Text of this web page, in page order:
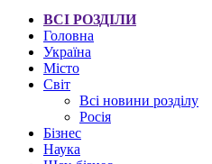
ВСІ РОЗДІЛИ
Головна
Україна
Місто
Світ
Всі новини розділу
Росія
Бізнес
Наука